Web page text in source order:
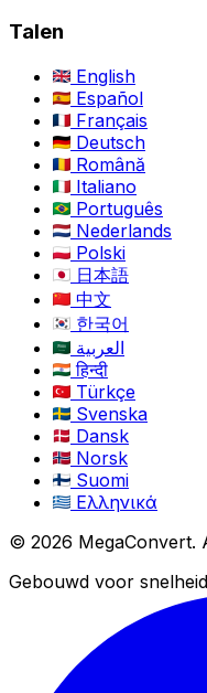
Talen
English
Español
Français
Deutsch
Română
Italiano
Português
Nederlands
Polski
日本語
中文
한국어
العربية
हिन्दी
Türkçe
Svenska
Dansk
Norsk
Suomi
Ελληνικά
© 2026 MegaConvert.
Gebouwd voor